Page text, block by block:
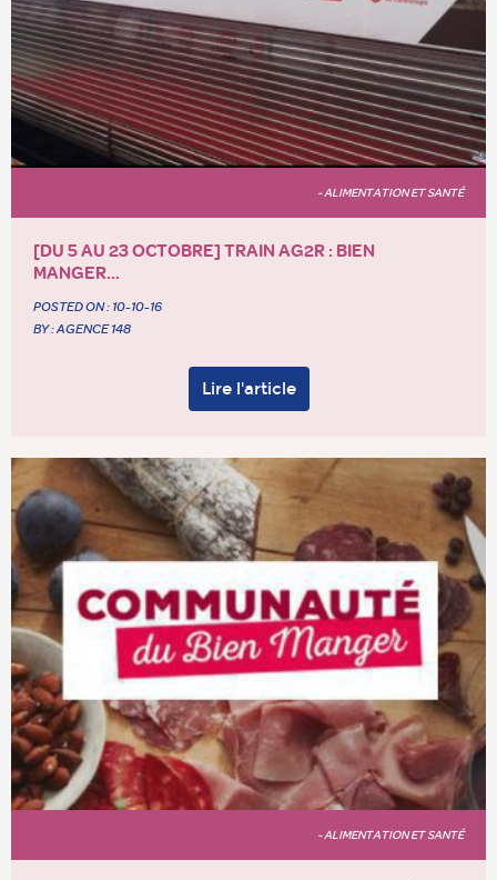
- ALIMENTATION ET SANTÉ
[DU 5 AU 23 OCTOBRE] TRAIN AG2R : BIEN
MANGER...
POSTED ON : 10-10-16
BY : AGENCE 148
Lire l'article
- ALIMENTATION ET SANTÉ